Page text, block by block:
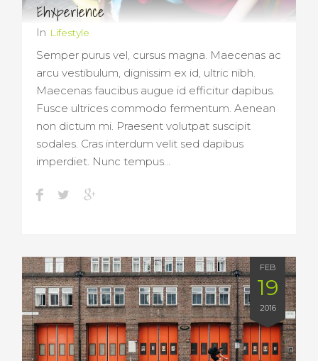
Ehxperience
In Lifestyle
Semper purus vel, cursus magna. Maecenas ac
arcu vestibulum, dignissim ex id, ultric nibh.
Maecenas faucibus augue id efficitur dapibus.
Fusce ultrices commodo fermentum. Aenean
non dictum mi. Praesent volutpat suscipit
sodales. Cras interdum velit sed dapibus
imperdiet. Nunc tempus…
FEB
19
2016